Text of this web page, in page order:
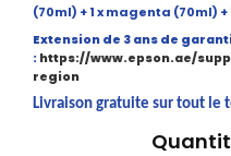
(70ml) + 1 x magenta (70ml) +
Extension de 3 ans de
: https://www.epson.ae/
region
Livraison gratuite sur tout le